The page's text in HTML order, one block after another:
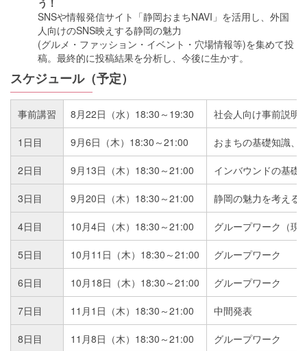
SNSや情報発信サイト「静岡おまちNAVI」を活用し、外国
人向けのSNS映えする静岡の魅力
(グルメ・ファッション・イベント・穴場情報等)を集めて投
稿。最終的に投稿結果を分析し、今後に生かす。
スケジュール（予定）
事前講習 8月22日（水）18:30～19:30 社会人向け事前説明
1日目 9月6日（木）18:30～21:00 おまちの基礎知識、
2日目 9月13日（木）18:30～21:00 インバウンドの基礎
3日目 9月20日（木）18:30～21:00 静岡の魅力を考える
4日目 10月4日（木）18:30～21:00 グループワーク（現
5日目 10月11日（木）18:30～21:00 グループワーク
6日目 10月18日（木）18:30～21:00 グループワーク
7日目 11月1日（木）18:30～21:00 中間発表
8日目 11月8日（木）18:30～21:00 グループワーク